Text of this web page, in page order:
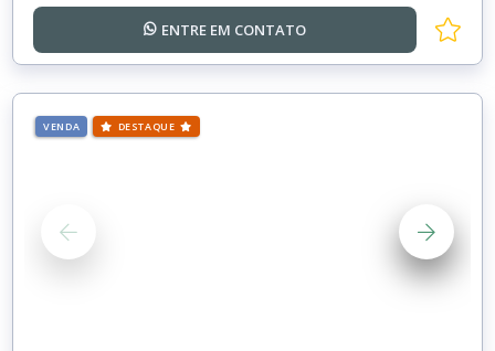
ENTRE EM CONTATO
VENDA DESTAQUE